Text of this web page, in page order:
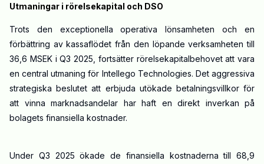
Utmaningar i rörelsekapital och DSO
Trots den exceptionella operativa lönsamheten och en
förbättring av kassaflödet från den löpande verksamheten till
36,6 MSEK i Q3 2025, fortsätter rörelsekapitalbehovet att vara
en central utmaning för Intellego Technologies. Det aggressiva
strategiska beslutet att erbjuda utökade betalningsvillkor för
att vinna marknadsandelar har haft en direkt inverkan på
bolagets finansiella kostnader.
Under Q3 2025 ökade de finansiella kostnaderna till 68,9